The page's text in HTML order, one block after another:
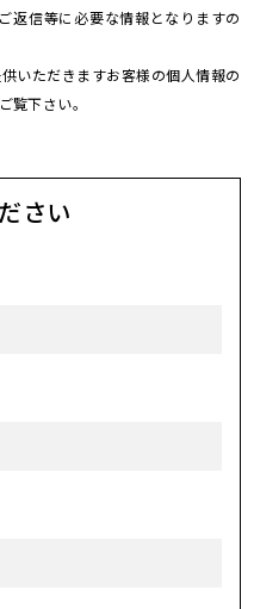
返信等に必要な情報となりますの
いただきますお客様の個人情報の
覧下さい。
さい